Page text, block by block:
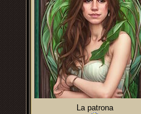
La patrona